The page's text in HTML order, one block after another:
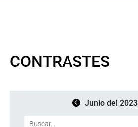
CONTRASTES
Junio del 2023